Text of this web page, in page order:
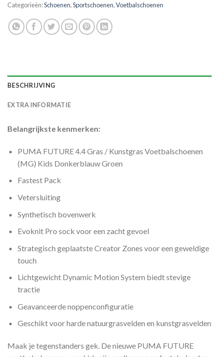
Categorieën:Schoenen,Sportschoenen,Voetbalschoenen
BESCHRIJVING
EXTRA INFORMATIE
Belangrijkste kenmerken:
PUMA FUTURE 4.4 Gras / Kunstgras Voetbalschoenen
(MG) Kids Donkerblauw Groen
Fastest Pack
Vetersluiting
Synthetisch bovenwerk
Evoknit Pro sock voor een zacht gevoel
Strategisch geplaatste Creator Zones voor een geweldige
touch
Lichtgewicht Dynamic Motion System biedt stevige
tractie
Geavanceerde noppenconfiguratie
Geschikt voor harde natuurgrasvelden en kunstgrasvelden
Maak je tegenstanders gek. De nieuwe PUMA FUTURE